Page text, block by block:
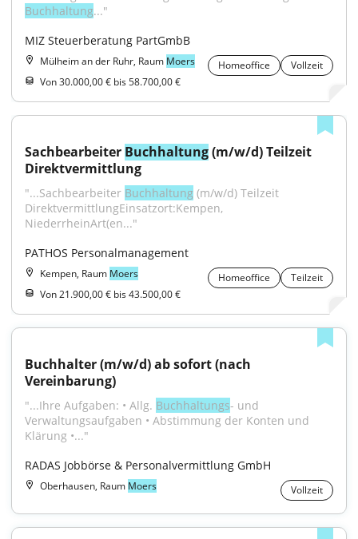
Buchhaltung..."
MIZ Steuerberatung PartGmbB
Mülheim an der Ruhr, Raum Moers Homeoffice
Vollzeit
Von 30.000,00 € bis 58.700,00 €
Sachbearbeiter Buchhaltung (m/w/d) Teilzeit
Direktvermittlung
"...Sachbearbeiter Buchhaltung (m/w/d) Teilzeit
DirektvermittlungEinsatzort:Kempen,
NiederrheinArt(en..."
PATHOS Personalmanagement
Kempen, Raum Moers Homeoffice
Teilzeit
Von 21.900,00 € bis 43.500,00 €
Buchhalter (m/w/d) ab sofort (nach
Vereinbarung)
"...Ihre Aufgaben: • Allg. Buchhaltungs- und
Verwaltungsaufgaben • Abstimmung der Konten und
Klärung •..."
RADAS Jobbörse & Personalvermittlung GmbH
Oberhausen, Raum Moers Vollzeit